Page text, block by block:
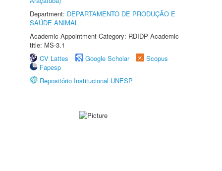
Department: DEPARTAMENTO DE PRODUÇÃO E
SAÚDE ANIMAL
Academic Appointment Category: RDIDP Academic
title: MS-3.1
CV Lattes
Google Scholar
Scopus
Fapesp
Repositório Institucional UNESP